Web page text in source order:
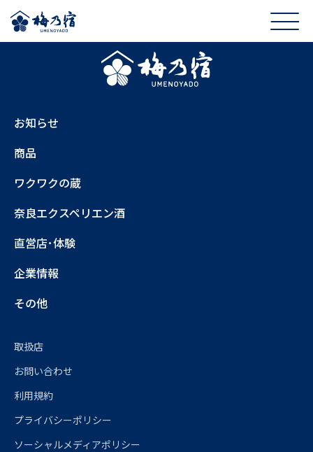
お知らせ
商品
ワクワクの蔵
奈良エクスペリエン酒
直営店･体験
企業情報
その他
取扱店
お問い合わせ
利用規約
プライバシーポリシー
ソーシャルメディアポリシー